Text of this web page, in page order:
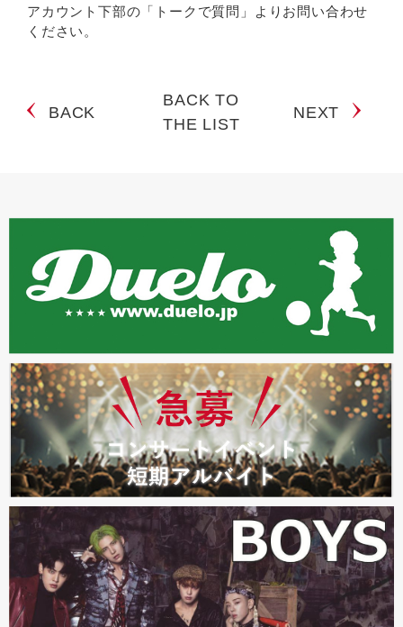
アカウント下部の「トークで質問」よりお問い合わせ
ください。
BACK
BACK TO
THE LIST
NEXT